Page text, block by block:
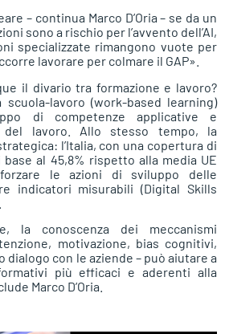
– continua Marco D’Oria – se da un
sono a rischio per l’avvento dell’AI,
specializzate rimangono vuote per
lavorare per colmare il GAP».
il divario tra formazione e lavoro?
scuola-lavoro (work-based learning)
di competenze applicative e
del lavoro. Allo stesso tempo, la
l’Italia, con una copertura di
al 45,8% rispetto alla media UE
le azioni di sviluppo delle
indicatori misurabili (Digital Skills
la conoscenza dei meccanismi
motivazione, bias cognitivi,
con le aziende – può aiutare a
più efficaci e aderenti alla
Marco D’Oria.